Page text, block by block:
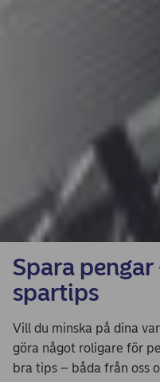
Spara
spartips
Vill du minska på dina
göra något roligare för
bra tips – båda från oss